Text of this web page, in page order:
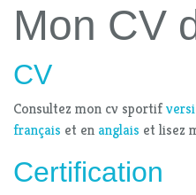
Mon CV
CV
Consultez mon cv sportif
français et en anglais et lisez
Certification